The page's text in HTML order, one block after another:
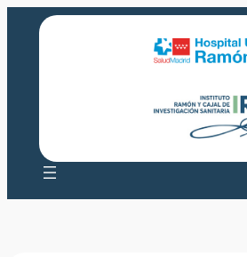
Saltar